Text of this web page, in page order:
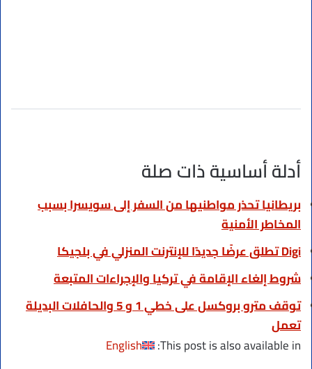
أدلة أساسية ذات صلة
بريطانيا تحذر مواطنيها من السفر إلى سويسرا بسبب
المخاطر الأمنية
Digi تطلق عرضًا جديدًا للإنترنت المنزلي في بلجيكا
شروط إلغاء الإقامة في تركيا والإجراءات المتبعة
توقف مترو بروكسل على خطي 1 و 5 والحافلات البديلة
تعمل
This post is also available in:
English